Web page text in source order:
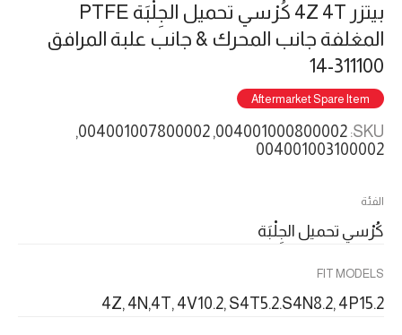
بيتزر 4Z 4T كُرْسي تحميل الجِلْبَة PTFE
المغلفة جانب المحرك & جانب علبة المرافق
311100-14
Aftermarket Spare Item
SKU:
004001000800002, 004001007800002,
004001003100002
الفئة
كُرْسي تحميل الجِلْبَة
FIT MODELS
4Z, 4N,4T, 4V10.2, S4T5.2.S4N8.2, 4P15.2